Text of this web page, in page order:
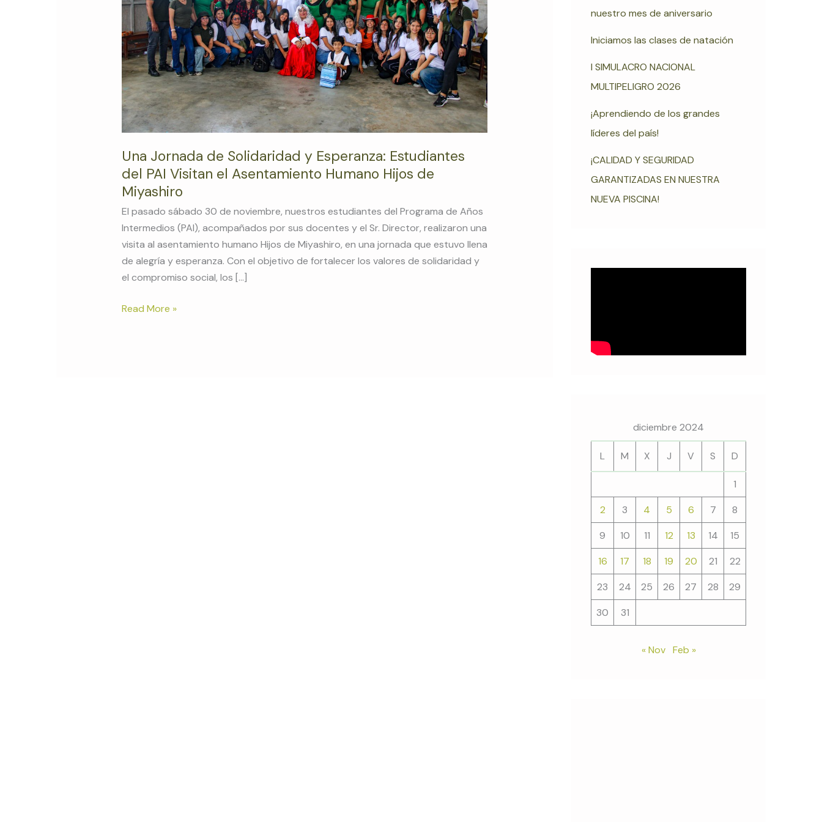
Una Jornada de Solidaridad y Esperanza: Estudiantes
del PAI Visitan el Asentamiento Humano Hijos de
Miyashiro
El pasado sábado 30 de noviembre, nuestros estudiantes del Programa de Años
Intermedios (PAI), acompañados por sus docentes y el Sr. Director, realizaron una
visita al asentamiento humano Hijos de Miyashiro, en una jornada que estuvo llena
de alegría y esperanza. Con el objetivo de fortalecer los valores de solidaridad y
el compromiso social, los […]
PAI
Visitan
el
Asentamiento
Humano
Hijos
de
Read More »
nuestro mes de aniversario
Iniciamos las clases de natación
I SIMULACRO NACIONAL
MULTIPELIGRO 2026
¡Aprendiendo de los grandes
líderes del país!
¡CALIDAD Y SEGURIDAD
GARANTIZADAS EN NUESTRA
NUEVA PISCINA!
diciembre 2024
L M X J V S D
1
2
3 4 5 6 7
8
9
10 11 12 13 14
15
16
17 18 19 20 21
22
23
24 25 26 27 28
29
30
31
« Nov Feb »